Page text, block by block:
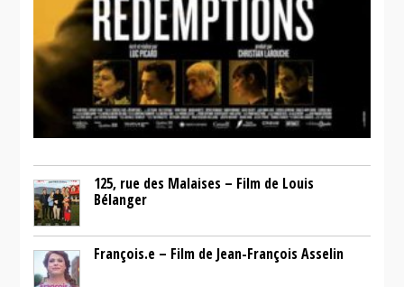
125, rue des Malaises – Film de Louis
Bélanger
François.e – Film de Jean-François Asselin